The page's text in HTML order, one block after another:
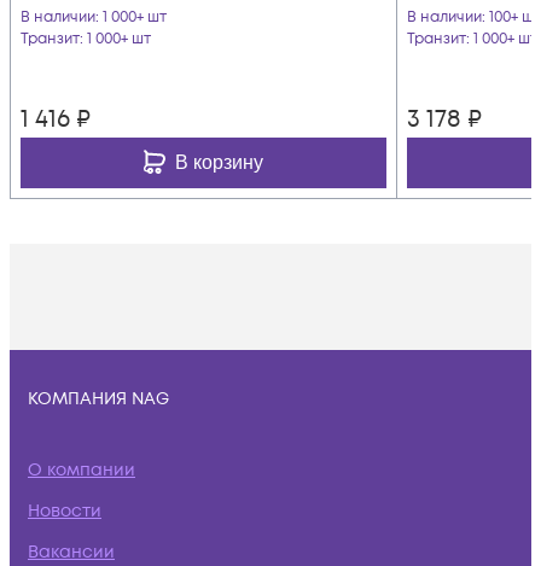
В наличии: 1 000+ шт
Транзит: 1 000+ шт
1 416 ₽
В корзину
В наличии: 100+ шт
Транзит: 1 000+ шт
3 178 ₽
КОМПАНИЯ NAG
О компании
Новости
Вакансии